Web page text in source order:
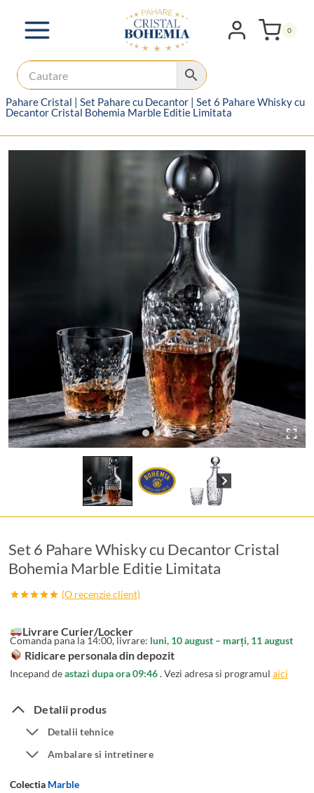
0
Pahare Cristal | Set Pahare cu Decantor | Set 6 Pahare Whisky cu
Decantor Cristal Bohemia Marble Editie Limitata
Set 6 Pahare Whisky cu Decantor Cristal
Bohemia Marble Editie Limitata
pe baza
unei
singure
evaluări
(O recenzie client)
Livrare Curier/Locker
Comanda pana la 14:00, livrare: luni, 10 august – marți, 11 august
Ridicare personala din depozit
Incepand deastazi dupa ora 09:46. Vezi adresa si programul aici
Detalii produs
Detalii tehnice
Ambalare si intretinere
Colectia Marble